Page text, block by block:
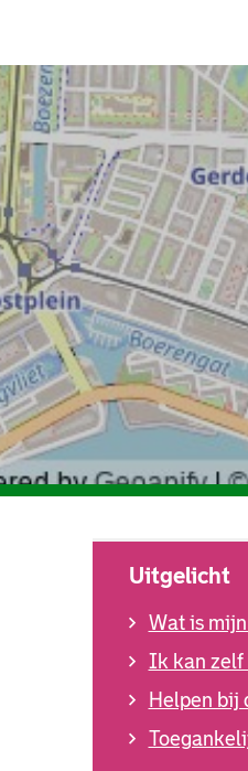
Uitgelicht
Wat is
Ik kan zelf
Helpen bij